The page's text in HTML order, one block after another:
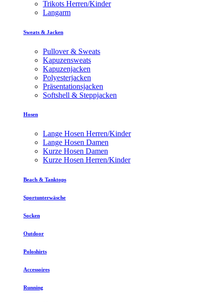
Trikots Herren/Kinder
Langarm
Sweats & Jacken
Pullover & Sweats
Kapuzensweats
Kapuzenjacken
Polyesterjacken
Präsentationsjacken
Softshell & Steppjacken
Hosen
Lange Hosen Herren/Kinder
Lange Hosen Damen
Kurze Hosen Damen
Kurze Hosen Herren/Kinder
Beach & Tanktops
Sportunterwäsche
Socken
Outdoor
Poloshirts
Accessoires
Running